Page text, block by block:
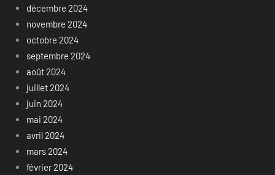
décembre 2024
novembre 2024
octobre 2024
septembre 2024
août 2024
juillet 2024
juin 2024
mai 2024
avril 2024
mars 2024
février 2024